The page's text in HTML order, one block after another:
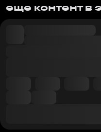
еще контент в